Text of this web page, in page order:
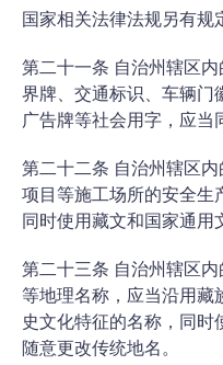
国家相关法律法规另有规
第二十一条 自治州辖区内
界牌、交通标识、车辆门
广告牌等社会用字，应当
第二十二条 自治州辖区
项目等施工场所的安全生
同时使用藏文和国家通用
第二十三条 自治州辖区
等地理名称，应当沿用
史文化特征的名称，同
随意更改传统地名。